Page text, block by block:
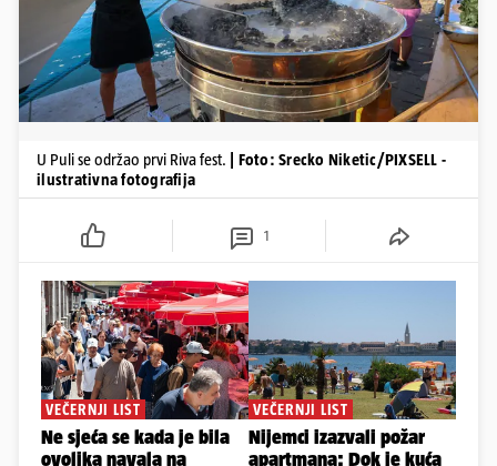
U Puli se održao prvi Riva fest.
| Foto: Srecko Niketic/PIXSELL -
ilustrativna fotografija
1